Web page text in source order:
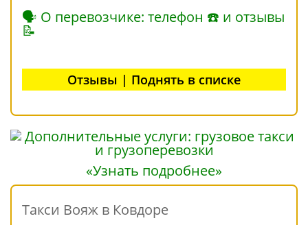
🗣 О перевозчике: телефон ☎ и отзывы
📝
Отзывы | Поднять в списке
«Узнать подробнее»
Такси Вояж в Ковдоре